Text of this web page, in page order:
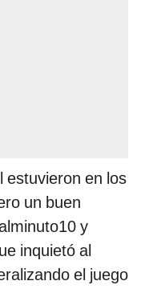
estuvieron en los
un buen
y
inquietó al
el juego